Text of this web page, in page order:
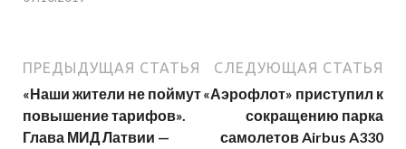
ПРЕДЫДУЩАЯ СТАТЬЯ
«Наши жители не поймут
повышение тарифов».
Глава МИД Латвии —
СЛЕДУЮЩАЯ СТАТЬЯ
«Аэрофлот» приступил к
сокращению парка
самолетов Airbus A330